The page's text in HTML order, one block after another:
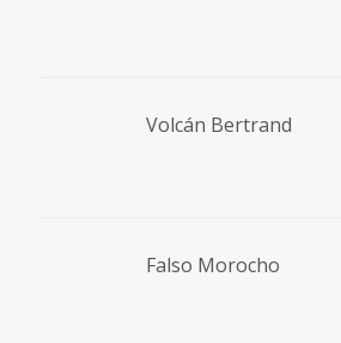
Volcán Bertrand
Falso Morocho